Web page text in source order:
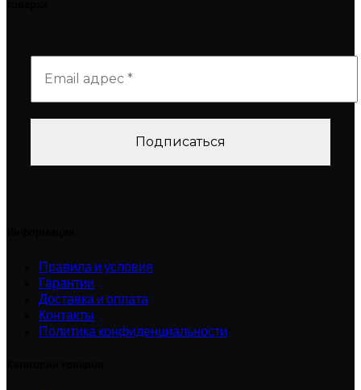
Правила и условия
Гарантии
Доставка и оплата
Контакты
Политика конфиденциальности